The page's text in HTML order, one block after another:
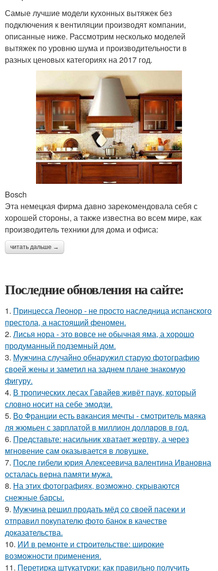
Самые лучшие модели кухонных вытяжек без
подключения к вентиляции производят компании,
описанные ниже. Рассмотрим несколько моделей
вытяжек по уровню шума и производительности в
разных ценовых категориях на 2017 год.
Bosch
Эта немецкая фирма давно зарекомендовала себя с
хорошей стороны, а также известна во всем мире, как
производитель техники для дома и офиса:
читать дальше →
Последние обновления на сайте:
1. Принцесса Леонор - не просто наследница испанского
престола, а настоящий феномен.
2. Лисья нора - это вовсе не обычная яма, а хорошо
продуманный подземный дом.
3. Мужчина случайно обнаружил старую фотографию
своей жены и заметил на заднем плане знакомую
фигуру.
4. В тропических лесах Гавайев живёт паук, который
словно носит на себе эмодзи.
5. Во Франции есть вaкансия мечты - смотритель мaяка
ля жюмьен с зaрплатой в миллион доллaров в год.
6. Представьте: насильник хватает жертву, а через
мгновение сам оказывается в ловушке.
7. После гибели юрия Алексеевича валентина Ивановна
осталась верна памяти мужа.
8. На этих фотографиях, возможно, скрываются
снежные барсы.
9. Мужчина решил продать мёд со своей пасеки и
отправил покупателю фото банок в качестве
доказательства.
10. ИИ в ремонте и строительстве: широкие
возможности применения.
11. Перетирка штукатурки: как правильно получить